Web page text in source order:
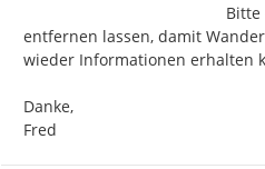
entfernen lassen, damit
wieder Informationen erhalten
Danke,
Fred